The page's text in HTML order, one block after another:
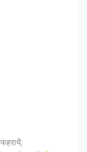
फहरायें,